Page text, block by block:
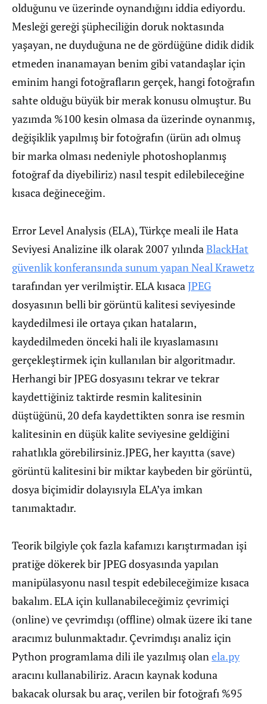
olduğunu ve üzerinde oynandığını iddia ediyordu.
Mesleği gereği şüpheciliğin doruk noktasında
yaşayan, ne duyduğuna ne de gördüğüne didik didik
etmeden inanamayan benim gibi vatandaşlar için
eminim hangi fotoğrafların gerçek, hangi fotoğrafın
sahte olduğu büyük bir merak konusu olmuştur. Bu
yazımda %100 kesin olmasa da üzerinde oynanmış,
değişiklik yapılmış bir fotoğrafın (ürün adı olmuş
bir marka olması nedeniyle photoshoplanmış
fotoğraf da diyebiliriz) nasıl tespit edilebileceğine
kısaca değineceğim.
Error Level Analysis (ELA), Türkçe meali ile Hata
Seviyesi Analizine ilk olarak 2007 yılındaBlackHat
güvenlik konferansında sunum yapan Neal Krawetz
tarafından yer verilmiştir. ELA kısacaJPEG
dosyasının belli bir görüntü kalitesi seviyesinde
kaydedilmesi ile ortaya çıkan hataların,
kaydedilmeden önceki hali ile kıyaslamasını
gerçekleştirmek için kullanılan bir algoritmadır.
Herhangi bir JPEG dosyasını tekrar ve tekrar
kaydettiğiniz taktirde resmin kalitesinin
düştüğünü, 20 defa kaydettikten sonra ise resmin
kalitesinin en düşük kalite seviyesine geldiğini
rahatlıkla görebilirsiniz.JPEG, her kayıtta (save)
görüntü kalitesini bir miktar kaybeden bir görüntü,
dosya biçimidir dolayısıyla ELA’ya imkan
tanımaktadır.
Teorik bilgiyle çok fazla kafamızı karıştırmadan işi
pratiğe dökerek bir JPEG dosyasında yapılan
manipülasyonu nasıl tespit edebileceğimize kısaca
bakalım. ELA için kullanabileceğimiz çevrimiçi
(online) ve çevrimdışı (offline) olmak üzere iki tane
aracımız bulunmaktadır. Çevrimdışı analiz için
Python programlama dili ile yazılmış olanela.py
aracını kullanabiliriz. Aracın kaynak koduna
bakacak olursak bu araç, verilen bir fotoğrafı %95